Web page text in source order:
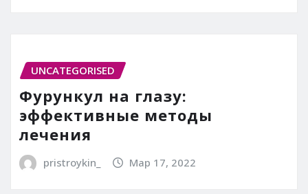
UNCATEGORISED
Фурункул на глазу:
эффективные методы
лечения
pristroykin_ Мар 17, 2022